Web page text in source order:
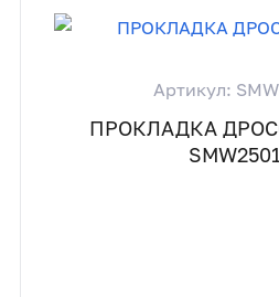
Артикул:
ПРОКЛАДКА